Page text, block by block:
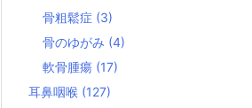
骨粗鬆症 (3)
骨のゆがみ (4)
軟骨腫瘍 (17)
耳鼻咽喉 (127)